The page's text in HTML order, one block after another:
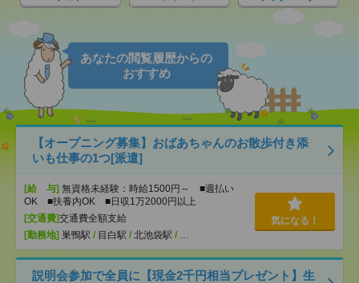
あなたの閲覧履歴からの
おすすめ
【オープニング募集】おばあちゃんのお散歩付き添
いも仕事の1つ[派遣]
[給 与] 無資格未経験：時給1500円～ ■週払い
OK ■扶養内OK ■日収1万2000円以上
[交通費]交通費全額支給
[勤務地] 巣鴨駅 / 目白駅 / 北池袋駅 / …
気になる！
説明会参加で全員に【現金2千円相当プレゼント】生